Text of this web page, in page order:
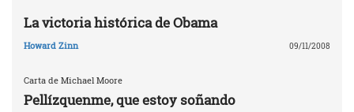
La victoria histórica de Obama
Howard Zinn 09/11/2008
Carta de Michael Moore
Pellízquenme, que estoy soñando